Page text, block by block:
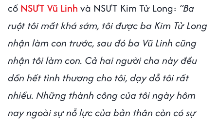
cố NSƯT Vũ Linh và NSƯT Kim Tử Long: “Ba
ruột tôi mất khá sớm, tôi được ba Kim Tử Long
nhận làm con trước, sau đó ba Vũ Linh cũng
nhận tôi làm con. Cả hai người cha này đều
dồn hết tình thương cho tôi, dạy dỗ tôi rất
nhiều. Những thành công của tôi ngày hôm
nay ngoài sự nỗ lực của bản thân còn có sự